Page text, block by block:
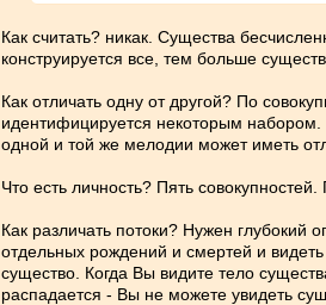
Как считать? никак. Существа
конструируется все, тем больше
Как отличать одну от другой? По
идентифицируется некоторым набором.
одной и той же мелодии может иметь
Что есть личность? Пять
Как различать потоки? Нужен глубокий
отдельных рождений и смертей и
существо. Когда Вы видите тело
распадается - Вы не можете увидеть